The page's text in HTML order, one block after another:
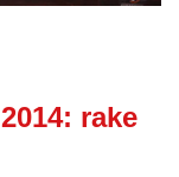
rake